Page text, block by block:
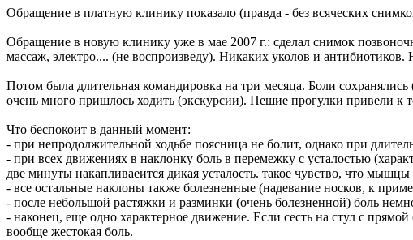
Обращение в платную клинику показало (правда - без всяческих
Обращение в новую клинику уже в мае 2007 г.: сделал снимок
массаж, электро.... (не воспроизведу). Никаких уколов и антибиотиков.
Потом была длительная командировка на три месяца. Боли
очень много пришлось ходить (экскурсии). Пешие прогулки привели к
Что беспокоит в данный момент:
- при непродолжительной ходьбе поясница не болит, однако при
- при всех движениях в наклонку боль в перемежку с усталостью
две минуты накапливаеится дикая усталость. такое чувство, что
- все остальные наклоны также болезненные (надевание носков, к
- после небольшой растяжки и разминки (очень болезненной) боль
- наконец, еще одно характерное движение. Если сесть на стул с
вообще жестокая боль.